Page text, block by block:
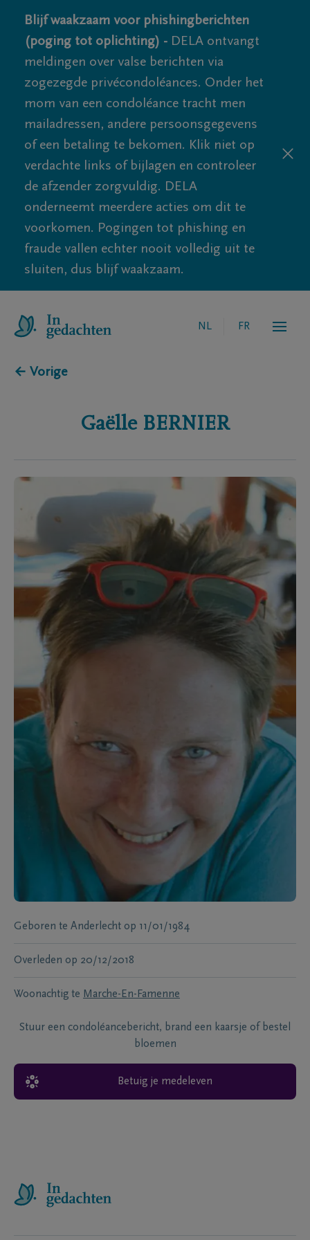
Blijf waakzaam voor phishingberichten
(poging tot oplichting) - DELA ontvangt
meldingen over valse berichten via
zogezegde privécondoléances. Onder het
mom van een condoléance tracht men
mailadressen, andere persoonsgegevens
of een betaling te bekomen. Klik niet op
verdachte links of bijlagen en controleer
de afzender zorgvuldig. DELA
onderneemt meerdere acties om dit te
voorkomen. Pogingen tot phishing en
fraude vallen echter nooit volledig uit te
sluiten, dus blijf waakzaam.
NL FR
← Vorige
Gaëlle BERNIER
Geboren te Anderlecht op 11/01/1984
Overleden op 20/12/2018
Woonachtig te Marche-En-Famenne
Stuur een condoléancebericht, brand een kaarsje of bestel
bloemen
Betuig je medeleven